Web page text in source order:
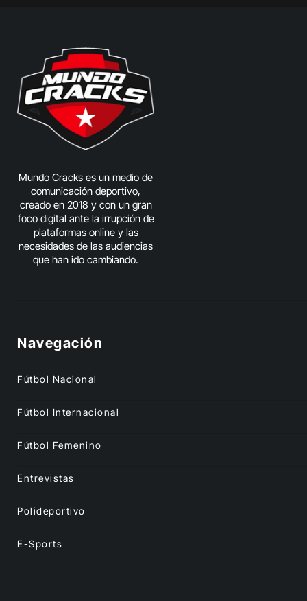
Mundo Cracks es un medio de
comunicación deportivo,
creado en 2018 y con un gran
foco digital ante la irrupción de
plataformas online y las
necesidades de las audiencias
que han ido cambiando.
Navegación
Fútbol Nacional
Fútbol Internacional
Fútbol Femenino
Entrevistas
Polideportivo
E-Sports